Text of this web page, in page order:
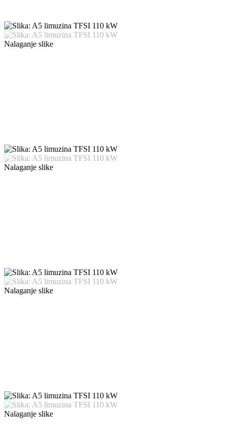
Nalaganje slike
Nalaganje slike
Nalaganje slike
Nalaganje slike